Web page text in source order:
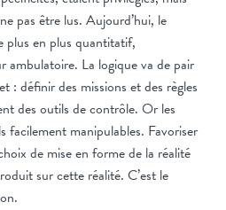
pas être lus. Aujourd’hui, le
plus en plus quantitatif,
ambulatoire. La logique va de pair
: définir des missions et des règles
des outils de contrôle. Or les
facilement manipulables. Favoriser
de mise en forme de la réalité
sur cette réalité. C’est le